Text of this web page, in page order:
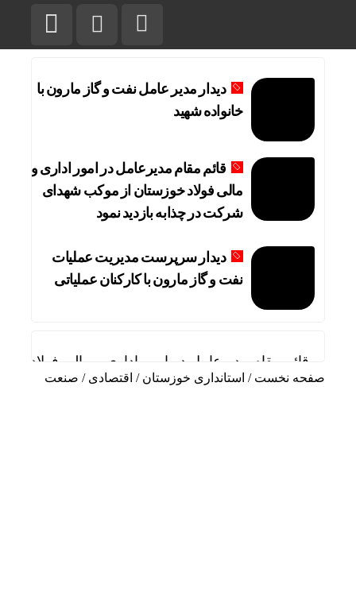
دیدار مدیر عامل نفت و گاز مارون با
خانواده شهید
قائم مقام مدیرعامل در امور اداری و
مالی فولاد خوزستان از موکب شهدای
شرکت در چذابه بازدید نمود
دیدار سرپرست مدیریت عملیات
نفت و گاز مارون با کارکنان عملیاتی
قائم مقام مدیرعامل در امور اداری و مالی فولاد
صفحه نخست / استانداری خوزستان / اقتصادی / صنعت